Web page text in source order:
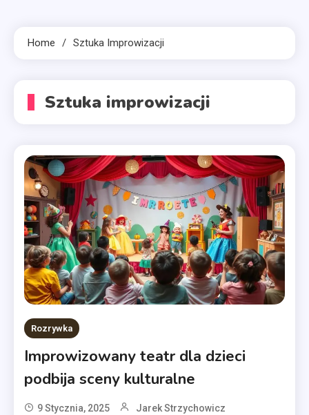
Home Sztuka Improwizacji
Sztuka improwizacji
Rozrywka
Improwizowany teatr dla dzieci
podbija sceny kulturalne
9 Stycznia, 2025 Jarek Strzychowicz